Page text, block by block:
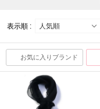
表示順 :
お気に入りブランド